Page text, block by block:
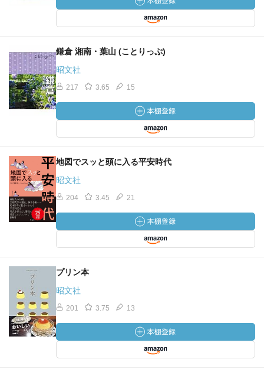
鎌倉 湘南・葉山 (ことりっぷ)
昭文社
217 3.65 15
地図でスッと頭に入る平安時代
昭文社
204 3.45 21
プリン本
昭文社
201 3.75 13